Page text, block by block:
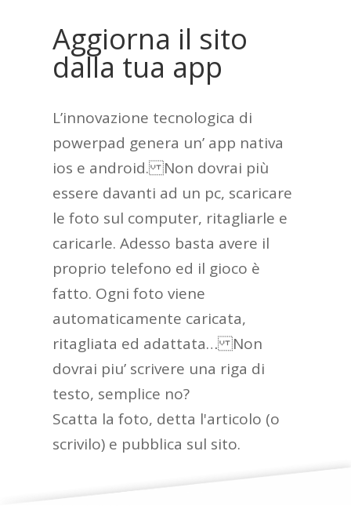
Aggiorna il sito
dalla tua app
L’innovazione tecnologica di
powerpad genera un’ app nativa
ios e android. Non dovrai più
essere davanti ad un pc, scaricare
le foto sul computer, ritagliarle e
caricarle. Adesso basta avere il
proprio telefono ed il gioco è
fatto. Ogni foto viene
automaticamente caricata,
ritagliata ed adattata… Non
dovrai piu’ scrivere una riga di
testo, semplice no?
Scatta la foto, detta l'articolo (o
scrivilo) e pubblica sul sito.